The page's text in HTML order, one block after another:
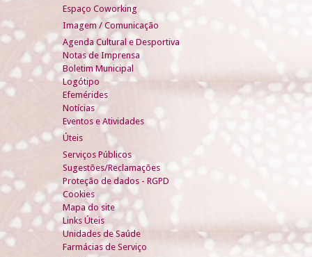
Espaço Coworking
Imagem / Comunicação
Agenda Cultural e Desportiva
Notas de Imprensa
Boletim Municipal
Logótipo
Efemérides
Notícias
Eventos e Atividades
Úteis
Serviços Públicos
Sugestões/Reclamações
Proteção de dados - RGPD
Cookies
Mapa do site
Links Úteis
Unidades de Saúde
Farmácias de Serviço